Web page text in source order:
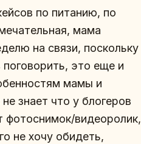
по питанию, по
мама
на связи, поскольку
это еще и
мамы и
знает что у блогеров
фотоснимок/видеоролик,
не хочу обидеть,